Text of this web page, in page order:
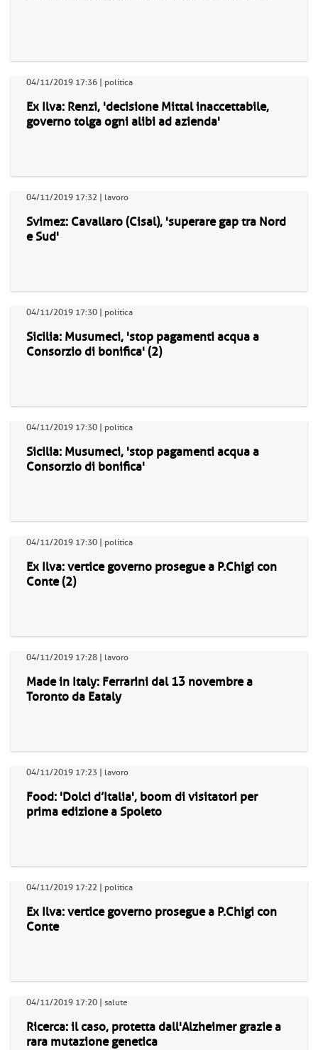
04/11/2019 17:36 | politica
Ex Ilva: Renzi, 'decisione Mittal inaccettabile,
governo tolga ogni alibi ad azienda'
04/11/2019 17:32 | lavoro
Svimez: Cavallaro (Cisal), 'superare gap tra Nord
e Sud'
04/11/2019 17:30 | politica
Sicilia: Musumeci, 'stop pagamenti acqua a
Consorzio di bonifica' (2)
04/11/2019 17:30 | politica
Sicilia: Musumeci, 'stop pagamenti acqua a
Consorzio di bonifica'
04/11/2019 17:30 | politica
Ex Ilva: vertice governo prosegue a P.Chigi con
Conte (2)
04/11/2019 17:28 | lavoro
Made in Italy: Ferrarini dal 13 novembre a
Toronto da Eataly
04/11/2019 17:23 | lavoro
Food: 'Dolci d’Italia', boom di visitatori per
prima edizione a Spoleto
04/11/2019 17:22 | politica
Ex Ilva: vertice governo prosegue a P.Chigi con
Conte
04/11/2019 17:20 | salute
Ricerca: il caso, protetta dall'Alzheimer grazie a
rara mutazione genetica